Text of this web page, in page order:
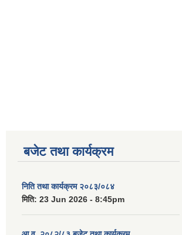
बजेट तथा कार्यक्रम
निति तथा कार्यक्रम २०८३/०८४
मिति: 23 Jun 2026 - 8:45pm